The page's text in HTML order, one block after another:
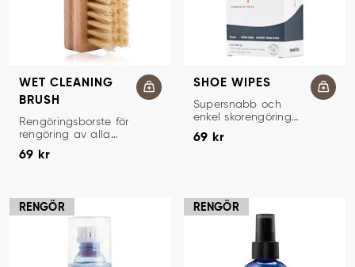
WET CLEANING
BRUSH
RENGÖRINGSBORSTE
Rengöringsborste för
rengöring av alla
Pris
69 kr
SHOE WIPES
RENGÖRINGSDUKAR
Supersnabb och
enkel skorengöring
Pris
69 kr
RENGÖR RENGÖR